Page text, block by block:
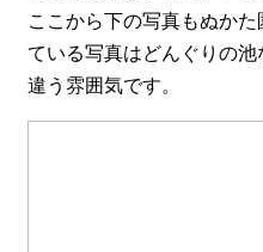
ここから下の写真もぬか
ている写真はどんぐりの池
違う雰囲気です。